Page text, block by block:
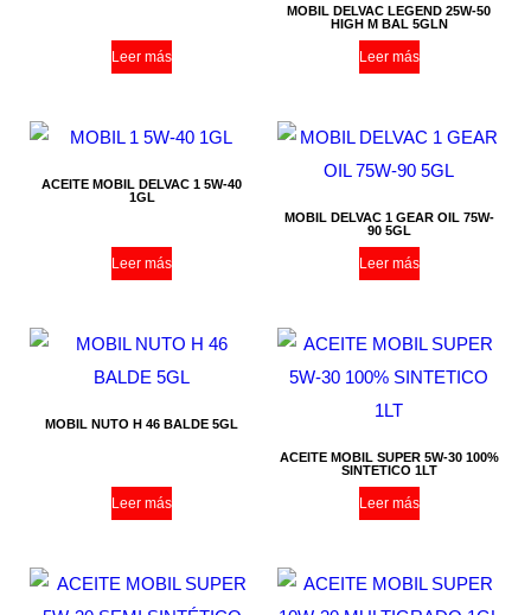
Leer más
MOBIL DELVAC LEGEND 25W-50
HIGH M BAL 5GLN
Leer más
ACEITE MOBIL DELVAC 1 5W-40
1GL
Leer más
MOBIL DELVAC 1 GEAR OIL 75W-
90 5GL
Leer más
MOBIL NUTO H 46 BALDE 5GL
Leer más
ACEITE MOBIL SUPER 5W-30 100%
SINTETICO 1LT
Leer más